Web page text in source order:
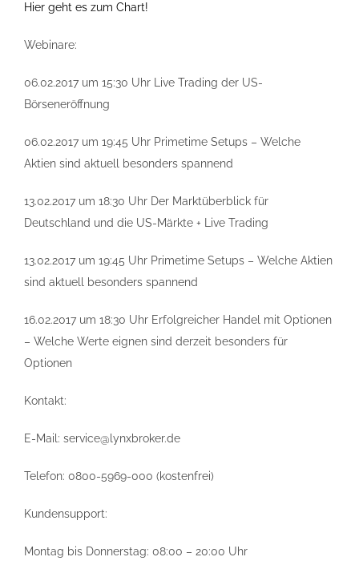
Hier geht es zum Chart!
Webinare:
06.02.2017 um 15:30 Uhr Live Trading der US-
Börseneröffnung
06.02.2017 um 19:45 Uhr Primetime Setups – Welche
Aktien sind aktuell besonders spannend
13.02.2017 um 18:30 Uhr Der Marktüberblick für
Deutschland und die US-Märkte + Live Trading
13.02.2017 um 19:45 Uhr Primetime Setups – Welche Aktien
sind aktuell besonders spannend
16.02.2017 um 18:30 Uhr Erfolgreicher Handel mit Optionen
– Welche Werte eignen sind derzeit besonders für
Optionen
Kontakt:
E-Mail: service@lynxbroker.de
Telefon: 0800-5969-000 (kostenfrei)
Kundensupport:
Montag bis Donnerstag: 08:00 – 20:00 Uhr